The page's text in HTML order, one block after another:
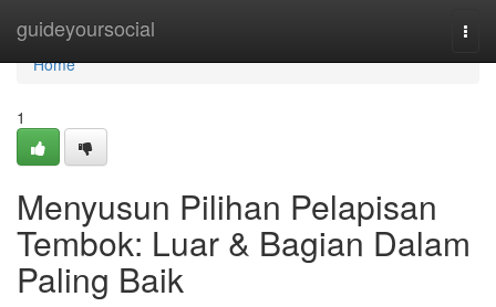
guideyoursocial
Home
Home
1
Menyusun Pilihan Pelapisan
Tembok: Luar & Bagian Dalam
Paling Baik